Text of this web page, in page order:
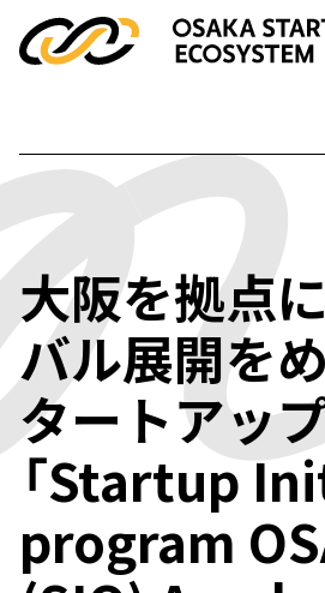
大阪を拠点
バル展開を
タートアッ
「Startup
program